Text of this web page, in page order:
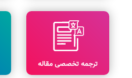
ترجمه تخصصی مقاله